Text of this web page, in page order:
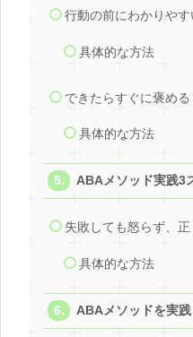
行動の前にわかりや
具体的な方法
できたらすぐに褒める
具体的な方法
ABAメソッド実践3
失敗しても怒らず、
具体的な方法
ABAメソッドを実